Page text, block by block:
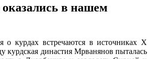
в нашем
о курдах встречаются в источниках X
курдская династия Мрванянов пыталась